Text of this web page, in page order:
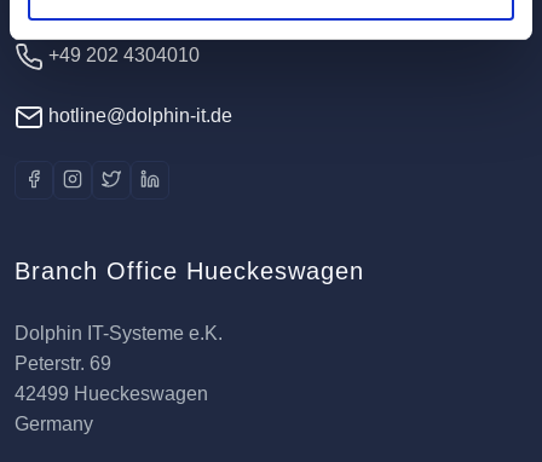
+49 202 4304010
hotline@dolphin-it.de
Branch Office Hueckeswagen
Dolphin IT-Systeme e.K.
Peterstr. 69
42499 Hueckeswagen
Germany